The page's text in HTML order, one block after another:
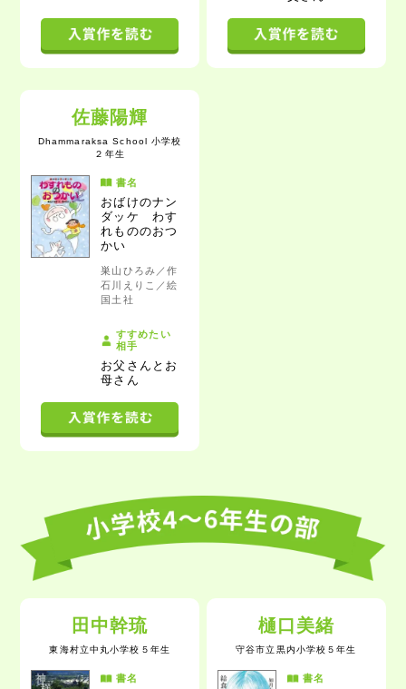
佐藤陽輝
Dhammaraksa School 小学校
２年生
書名
おばけのナン
ダッケ わす
れもののおつ
かい
巣山ひろみ／作
石川えりこ／絵
国土社
すすめたい
相手
お父さんとお
母さん
田中幹琉
東海村立中丸小学校 ５年生
書名
樋口美緒
守谷市立黒内小学校 ５年生
書名